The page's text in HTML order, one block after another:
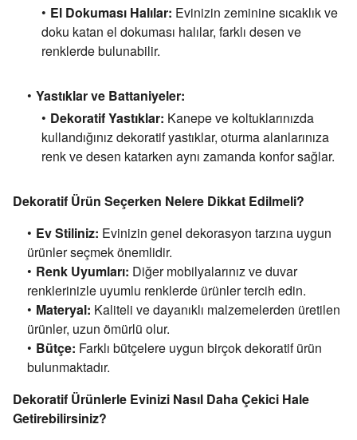
El Dokuması Halılar: Evinizin zeminine sıcaklık ve
doku katan el dokuması halılar, farklı desen ve
renklerde bulunabilir.
Yastıklar ve Battaniyeler:
Dekoratif Yastıklar: Kanepe ve koltuklarınızda
kullandığınız dekoratif yastıklar, oturma alanlarınıza
renk ve desen katarken aynı zamanda konfor sağlar.
Dekoratif Ürün Seçerken Nelere Dikkat Edilmeli?
Ev Stiliniz: Evinizin genel dekorasyon tarzına uygun
ürünler seçmek önemlidir.
Renk Uyumları: Diğer mobilyalarınız ve duvar
renklerinizle uyumlu renklerde ürünler tercih edin.
Materyal: Kaliteli ve dayanıklı malzemelerden üretilen
ürünler, uzun ömürlü olur.
Bütçe: Farklı bütçelere uygun birçok dekoratif ürün
bulunmaktadır.
Dekoratif Ürünlerle Evinizi Nasıl Daha Çekici Hale
Getirebilirsiniz?